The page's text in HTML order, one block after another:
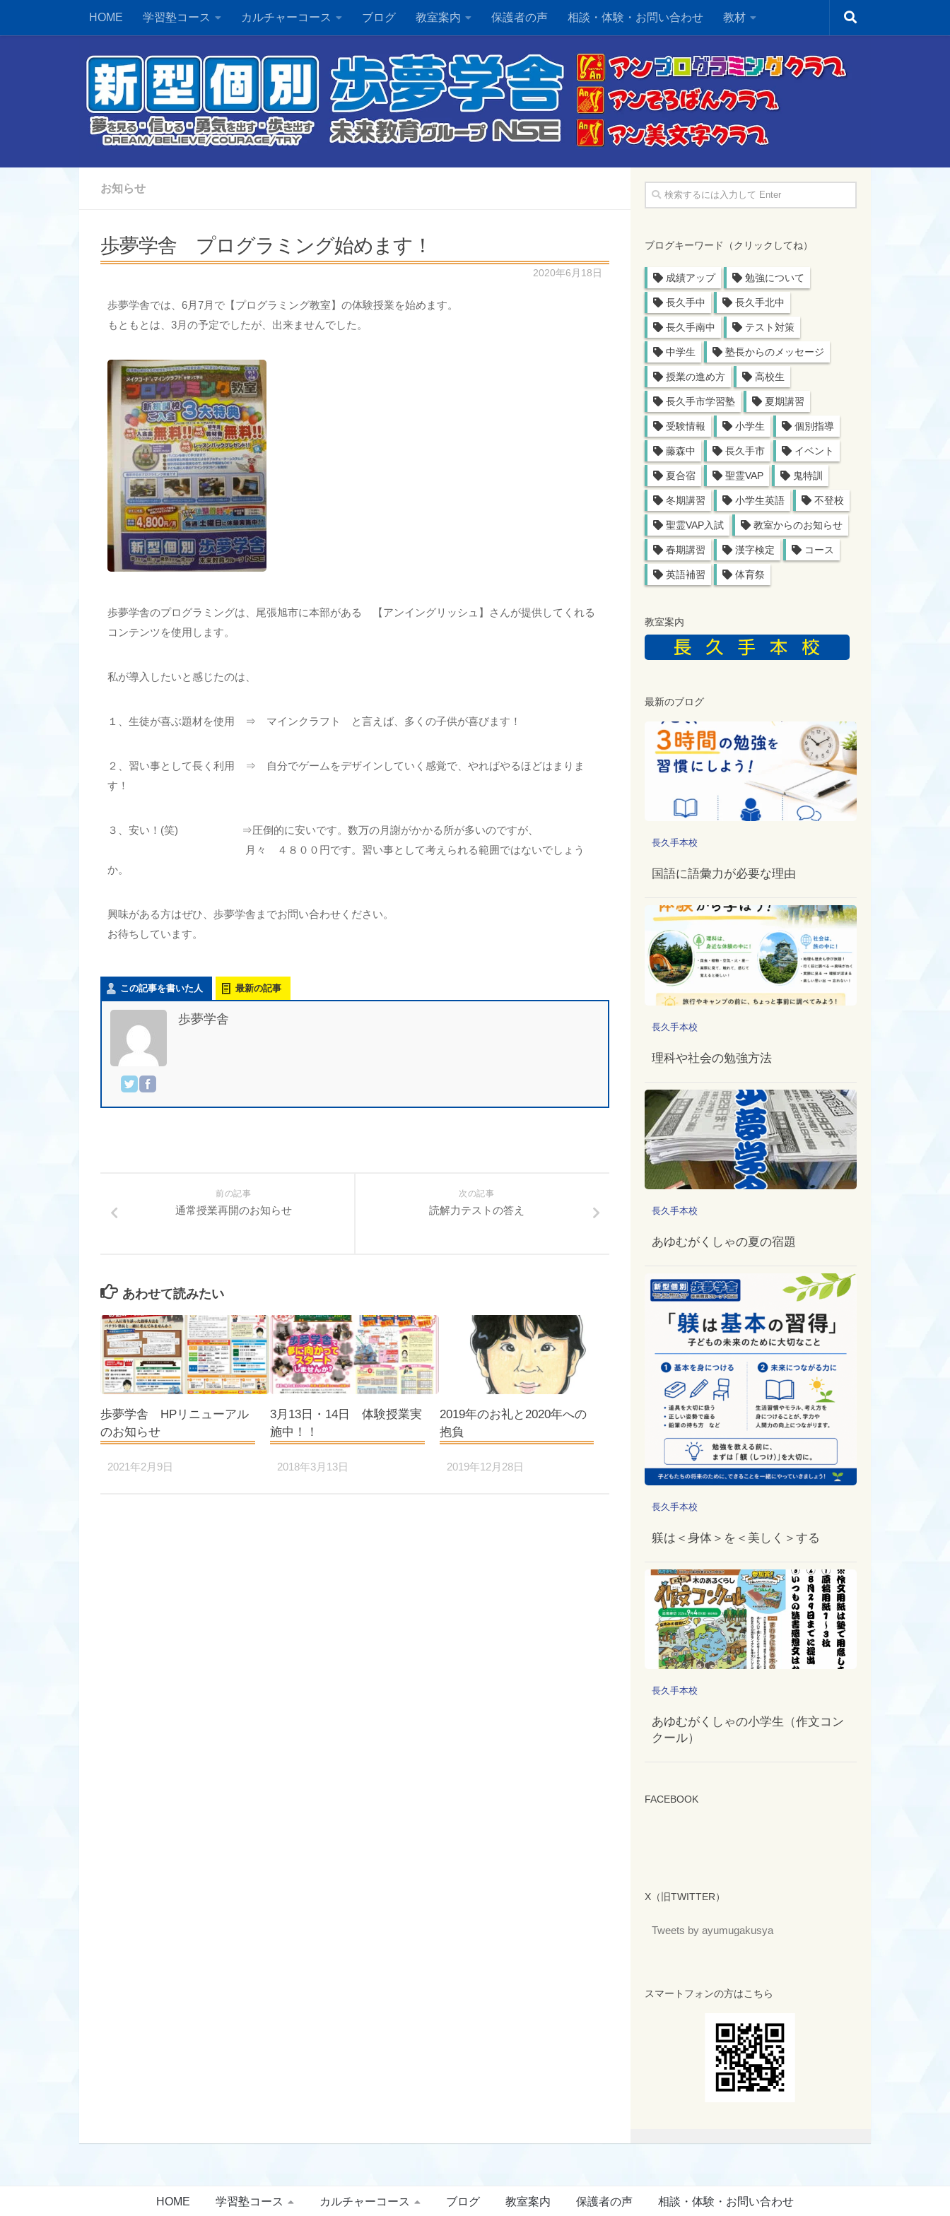
HOME 学習塾コース カルチャーコース ブログ 教室案内 保護者の声 相談・体験・お問い合わせ 教材
お知らせ
歩夢学舎 プログラミング始めます！
2020年6月18日
歩夢学舎では、6月7月で【プログラミング教室】の体験授業を始めます。
もともとは、3月の予定でしたが、出来ませんでした。
歩夢学舎のプログラミングは、尾張旭市に本部がある 【アンイングリッシュ】さんが提供してくれる
コンテンツを使用します。
私が導入したいと感じたのは、
１、生徒が喜ぶ題材を使用 ⇒ マインクラフト と言えば、多くの子供が喜びます！
２、習い事として長く利用 ⇒ 自分でゲームをデザインしていく感覚で、やればやるほどはまりま
す！
３、安い！(笑) ⇒圧倒的に安いです。数万の月謝がかかる所が多いのですが、
月々 ４８００円です。習い事として考えられる範囲ではないでしょう
か。
興味がある方はぜひ、歩夢学舎までお問い合わせください。
お待ちしています。
この記事を書いた人 最新の記事
歩夢学舎
次の記事
読解力テストの答え
前の記事
通常授業再開のお知らせ
あわせて読みたい
歩夢学舎 HPリニューアル
のお知らせ
2021年2月9日
3月13日・14日 体験授業実
施中！！
2018年3月13日
2019年のお礼と2020年への
抱負
2019年12月28日
ブログキーワード（クリックしてね）
成績アップ 勉強について
長久手中 長久手北中
長久手南中 テスト対策
中学生 塾長からのメッセージ
授業の進め方 高校生
長久手市学習塾 夏期講習
受験情報 小学生 個別指導
藤森中 長久手市 イベント
夏合宿 聖霊VAP 鬼特訓
冬期講習 小学生英語 不登校
聖霊VAP入試 教室からのお知らせ
春期講習 漢字検定 コース
英語補習 体育祭
教室案内
最新のブログ
長久手本校
国語に語彙力が必要な理由
長久手本校
理科や社会の勉強方法
長久手本校
あゆむがくしゃの夏の宿題
長久手本校
躾は＜身体＞を＜美しく＞する
長久手本校
あゆむがくしゃの小学生（作文コン
クール）
FACEBOOK
X（旧TWITTER）
Tweets by ayumugakusya
スマートフォンの方はこちら
HOME 学習塾コース カルチャーコース ブログ 教室案内 保護者の声 相談・体験・お問い合わせ